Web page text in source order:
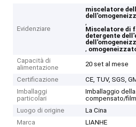
Evidenziare
miscelatore
,
Miscelatore di
detergente
,
Capacità di
alimentazione
20 set al mese
Certificazione
CE, TUV, SGS,
Imballaggi
particolari
Imballaggio
compensato/
Luogo di origine
La Cina
Marca
LIANHE